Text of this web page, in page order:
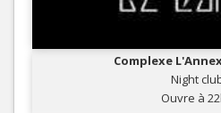
Complexe
Night
Ouvre à